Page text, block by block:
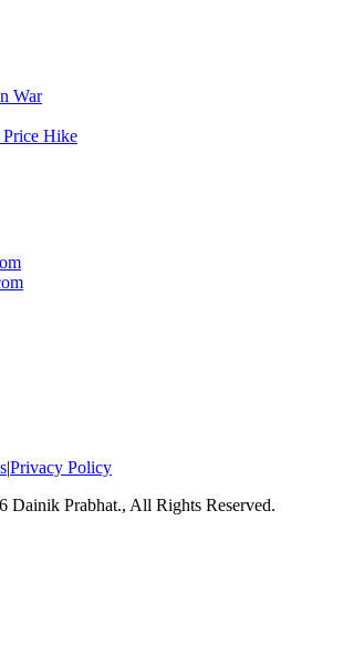
War
Price Hike
|Privacy Policy
Dainik Prabhat., All Rights Reserved.